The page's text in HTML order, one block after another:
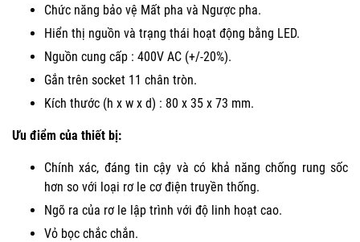
Chức năng bảo vệ Mất pha và Ngược pha.
Hiển thị nguồn và trạng thái hoạt động bằng LED.
Nguồn cung cấp : 400V AC (+/-20%).
Gắn trên socket 11 chân tròn.
Kích thước (h x w x d) : 80 x 35 x 73 mm.
Ưu điểm của thiết bị:
Chính xác, đáng tin cậy và có khả năng chống rung sốc
hơn so với loại rơ le cơ điện truyền thống.
Ngõ ra của rơ le lập trình với độ linh hoạt cao.
Vỏ bọc chắc chắn.